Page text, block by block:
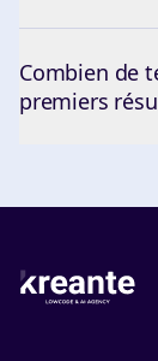
Combien de
premiers